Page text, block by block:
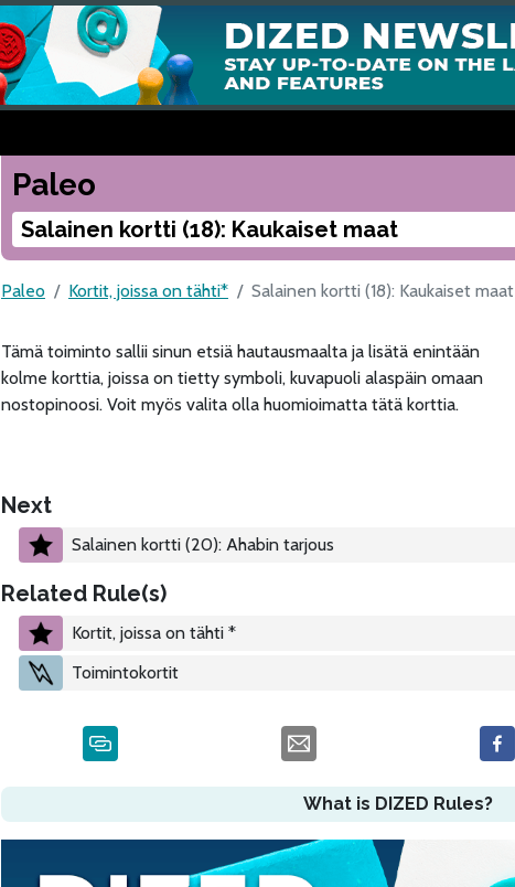
Paleo
Salainen kortti (18): Kaukaiset maat
Paleo Kortit, joissa on tähti* Salainen kortti (18): Kaukaiset maat
Tämä toiminto sallii sinun etsiä hautausmaalta ja lisätä enintään
kolme korttia, joissa on tietty symboli, kuvapuoli alaspäin omaan
nostopinoosi. Voit myös valita olla huomioimatta tätä korttia.
Next
Salainen kortti (20): Ahabin tarjous
Related Rule(s)
Kortit, joissa on tähti *
Toimintokortit
What is DIZED Rules?